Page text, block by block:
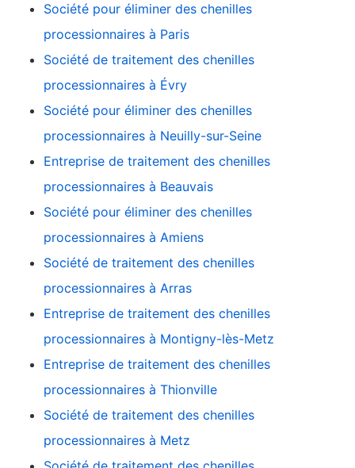
Société pour éliminer des chenilles
processionnaires à Paris
Société de traitement des chenilles
processionnaires à Évry
Société pour éliminer des chenilles
processionnaires à Neuilly-sur-Seine
Entreprise de traitement des chenilles
processionnaires à Beauvais
Société pour éliminer des chenilles
processionnaires à Amiens
Société de traitement des chenilles
processionnaires à Arras
Entreprise de traitement des chenilles
processionnaires à Montigny-lès-Metz
Entreprise de traitement des chenilles
processionnaires à Thionville
Société de traitement des chenilles
processionnaires à Metz